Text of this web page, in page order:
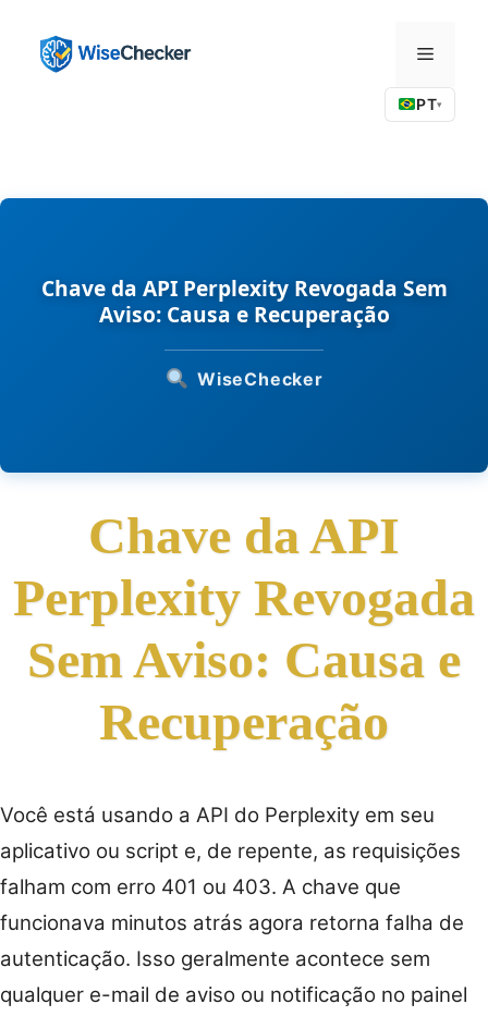
Menu
PT▾
Chave da API Perplexity Revogada Sem
Aviso: Causa e Recuperação
WiseChecker
Chave da API
Perplexity Revogada
Sem Aviso: Causa e
Recuperação
Você está usando a API do Perplexity em seu
aplicativo ou script e, de repente, as requisições
falham com erro 401 ou 403. A chave que
funcionava minutos atrás agora retorna falha de
autenticação. Isso geralmente acontece sem
qualquer e-mail de aviso ou notificação no painel